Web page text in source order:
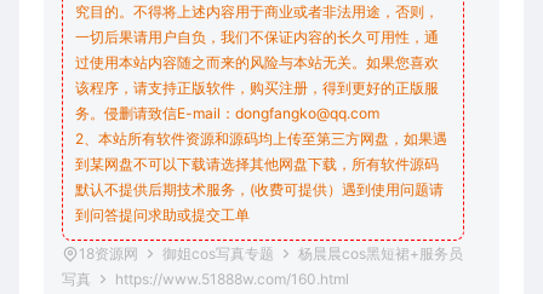
究目的。不得将上述内容用于商业或者非法用途，否则，
一切后果请用户自负，我们不保证内容的长久可用性，通
过使用本站内容随之而来的风险与本站无关。如果您喜欢
该程序，请支持正版软件，购买注册，得到更好的正版服
务。侵删请致信E-mail：dongfangko@qq.com
2、本站所有软件资源和源码均上传至第三方网盘，如果遇
到某网盘不可以下载请选择其他网盘下载，所有软件源码
默认不提供后期技术服务，(收费可提供）遇到使用问题请
到问答提问求助或提交工单
18资源网 御姐cos写真专题
杨晨晨cos黑短裙+服务员
写真
https://www.51888w.com/160.html